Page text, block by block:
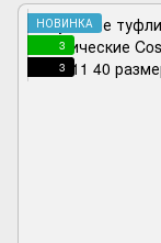
НОВИНКА
3
3